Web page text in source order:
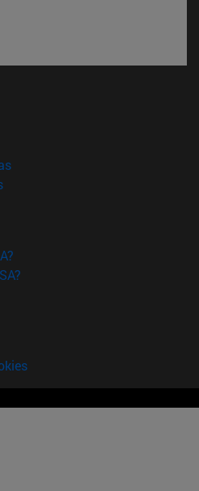
ventana)
(abre en nueva ventana)
(abre en nueva ventana)